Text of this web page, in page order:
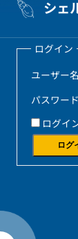
シェ
ログイン
ユーザー
パスワー
ログイ
ログ